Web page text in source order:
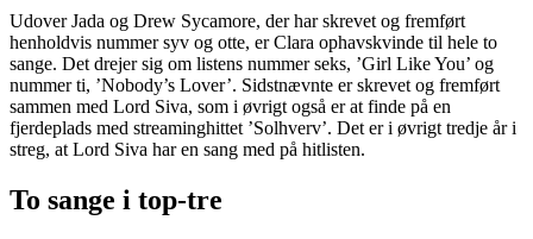
Udover Jada og Drew Sycamore, der har skrevet og fremført
henholdvis nummer syv og otte, er Clara ophavskvinde til hele to
sange. Det drejer sig om listens nummer seks, ’Girl Like You’ og
nummer ti, ’Nobody’s Lover’. Sidstnævnte er skrevet og fremført
sammen med Lord Siva, som i øvrigt også er at finde på en
fjerdeplads med streaminghittet ’Solhverv’. Det er i øvrigt tredje år i
streg, at Lord Siva har en sang med på hitlisten.
To sange i top-tre